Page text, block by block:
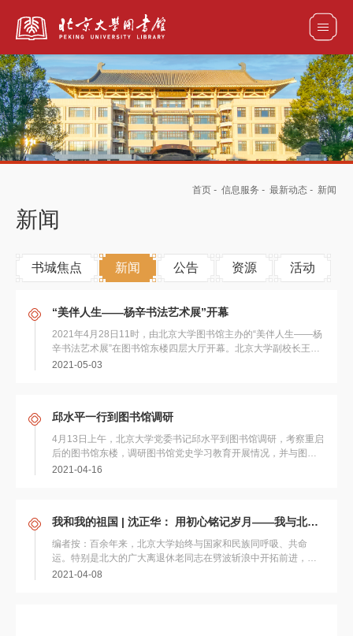
全部资源
首页 - 信息服务 - 最新动态 - 新闻
新闻
书城焦点 新闻 公告 资源 活动
“美伴人生——杨辛书法艺术展”开幕
2021年4月28日11时，由北京大学图书馆主办的“美伴人生——杨
辛书法艺术展”在图书馆东楼四层大厅开幕。北京大学副校长王
博，图书馆馆长陈建龙，北京大学关...
2021-05-03
邱水平一行到图书馆调研
4月13日上午，北京大学党委书记邱水平到图书馆调研，考察重启
后的图书馆东楼，调研图书馆党史学习教育开展情况，并与图书
馆党政班子座谈交流。副校长王博，校长助...
2021-04-16
我和我的祖国 | 沈正华： 用初心铭记岁月——我与北大图书馆一起成长
编者按：百余年来，北京大学始终与国家和民族同呼吸、共命
运。特别是北大的广大离退休老同志在劈波斩浪中开拓前进，在
披荆斩棘中开辟天地，他们的功业载入史...
2021-04-08